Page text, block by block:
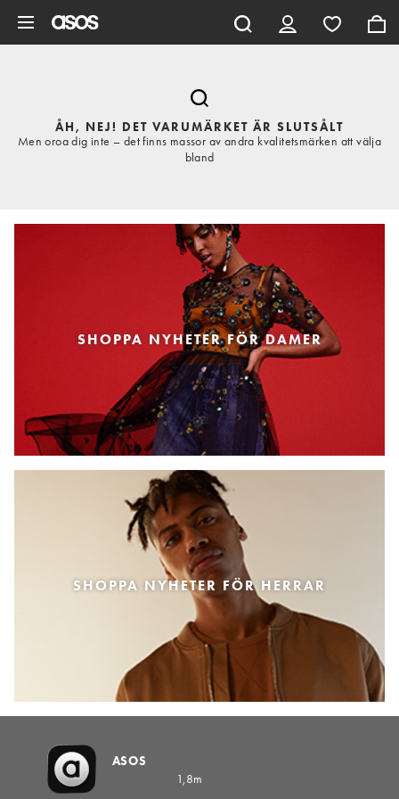
ÅH, NEJ! DET VARUMÄRKET ÄR SLUTSÅLT
Men oroa dig inte – det finns massor av andra kvalitetsmärken att välja
bland
SHOPPA NYHETER FÖR DAMER
SHOPPA NYHETER FÖR HERRAR
ASOS
1,8m